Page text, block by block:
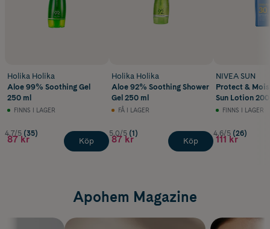
Holika Holika
Aloe 99% Soothing Gel
250 ml
FINNS I LAGER
4.7/5 (35)
87 kr Köp
Holika Holika
Aloe 92% Soothing Shower
Gel 250 ml
FÅ I LAGER
5.0/5 (1)
87 kr Köp
NIVEA SUN
Protect &
Sun Lotion
FINNS I LAGER
4.6/5 (26)
111 kr
Apohem Magazine